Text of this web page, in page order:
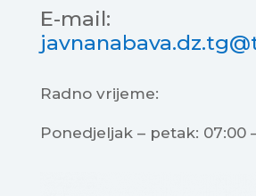
E-mail:
Radno vrijeme:
Ponedjeljak – petak: 07:00